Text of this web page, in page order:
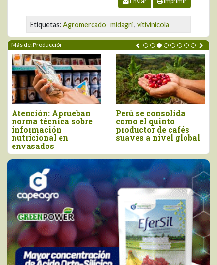
Etiquetas: Agromercado , midagri, vitivinicola
Más de: Producción
Atención: Aprueban
norma técnica sobre
información
nutricional en
envasados
Perú se consolida
como el quinto
productor de cafés
suaves a nivel global